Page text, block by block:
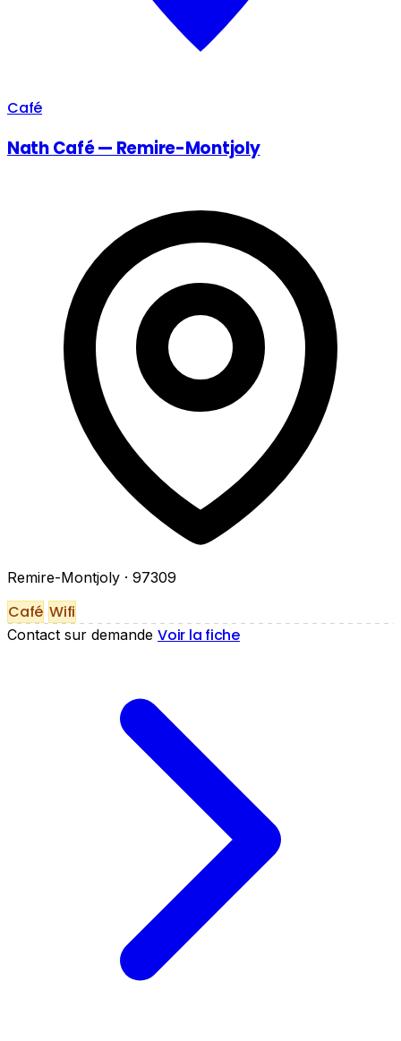
Café
Nath Café — Remire-Montjoly
Remire-Montjoly · 97309
Café Wifi
Contact sur demande Voir la fiche